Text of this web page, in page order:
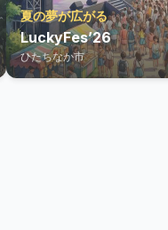
夏の夢が広がる
LuckyFes’26
ひたちなか市